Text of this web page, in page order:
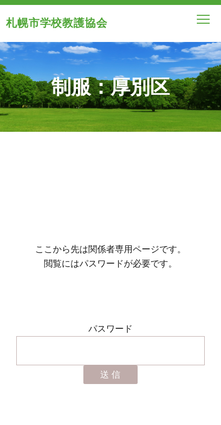
札幌市学校教護協会
制服：厚別区
ここから先は関係者専用ページです。
閲覧にはパスワードが必要です。
パスワード